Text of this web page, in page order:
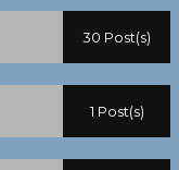
30 Post(s)
1 Post(s)